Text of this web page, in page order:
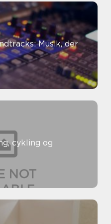
Musik, der
cykling og